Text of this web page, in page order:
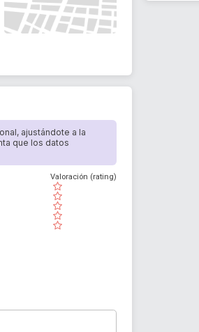
ajustándote a la
que los datos
( )
( )
( )
( )
( )
Valoración (rating)